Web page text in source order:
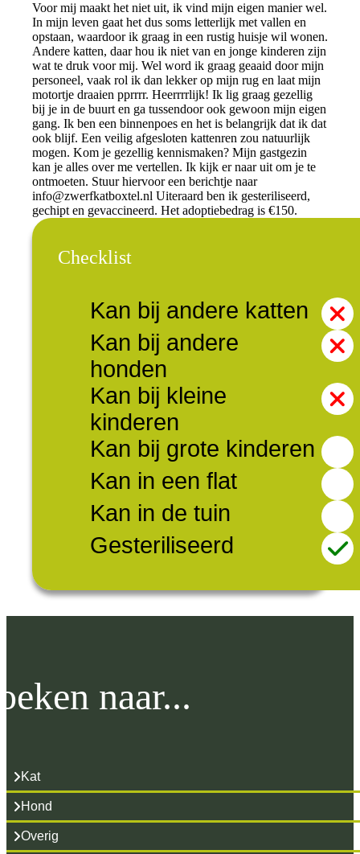
Voor mij maakt het niet uit, ik vind mijn eigen manier wel.
In mijn leven gaat het dus soms letterlijk met vallen en
opstaan, waardoor ik graag in een rustig huisje wil wonen.
Andere katten, daar hou ik niet van en jonge kinderen zijn
wat te druk voor mij. Wel word ik graag geaaid door mijn
personeel, vaak rol ik dan lekker op mijn rug en laat mijn
motortje draaien pprrrr. Heerrrrlijk! Ik lig graag gezellig
bij je in de buurt en ga tussendoor ook gewoon mijn eigen
gang. Ik ben een binnenpoes en het is belangrijk dat ik dat
ook blijf. Een veilig afgesloten kattenren zou natuurlijk
mogen. Kom je gezellig kennismaken? Mijn gastgezin
kan je alles over me vertellen. Ik kijk er naar uit om je te
ontmoeten. Stuur hiervoor een berichtje naar
info@zwerfkatboxtel.nl Uiteraard ben ik gesteriliseerd,
gechipt en gevaccineerd. Het adoptiebedrag is €150.
Checklist
Kan bij andere katten
Kan bij andere
honden
Kan bij kleine
kinderen
Kan bij grote kinderen
Kan in een flat
Kan in de tuin
Gesteriliseerd
naar...
Kat
Hond
Overig